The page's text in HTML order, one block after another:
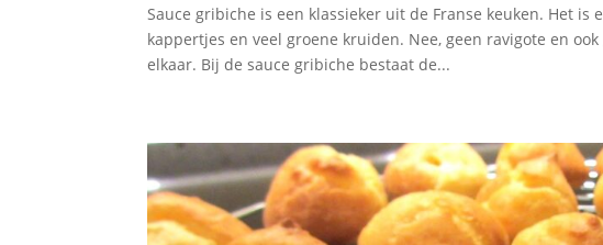
Sauce gribiche is een klassieker uit de Franse keuken. Het is
kappertjes en veel groene kruiden. Nee, geen ravigote en
elkaar. Bij de sauce gribiche bestaat de...